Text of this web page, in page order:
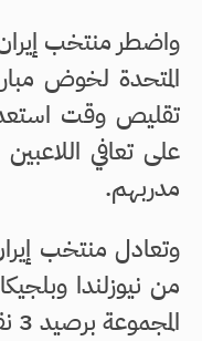
واضطر منتخب إيران
المتحدة لخوض
تقليص وقت
على تعافي
مدربهم.
وتعادل منتخب
من نيوزلندا